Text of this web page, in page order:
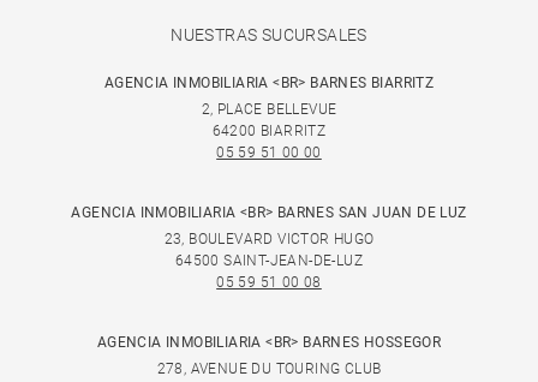
NUESTRAS SUCURSALES
AGENCIA INMOBILIARIA <BR> BARNES BIARRITZ
2, PLACE BELLEVUE
64200 BIARRITZ
05 59 51 00 00
AGENCIA INMOBILIARIA <BR> BARNES SAN JUAN DE LUZ
23, BOULEVARD VICTOR HUGO
64500 SAINT-JEAN-DE-LUZ
05 59 51 00 08
AGENCIA INMOBILIARIA <BR> BARNES HOSSEGOR
278, AVENUE DU TOURING CLUB